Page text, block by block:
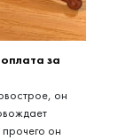
за
он
он